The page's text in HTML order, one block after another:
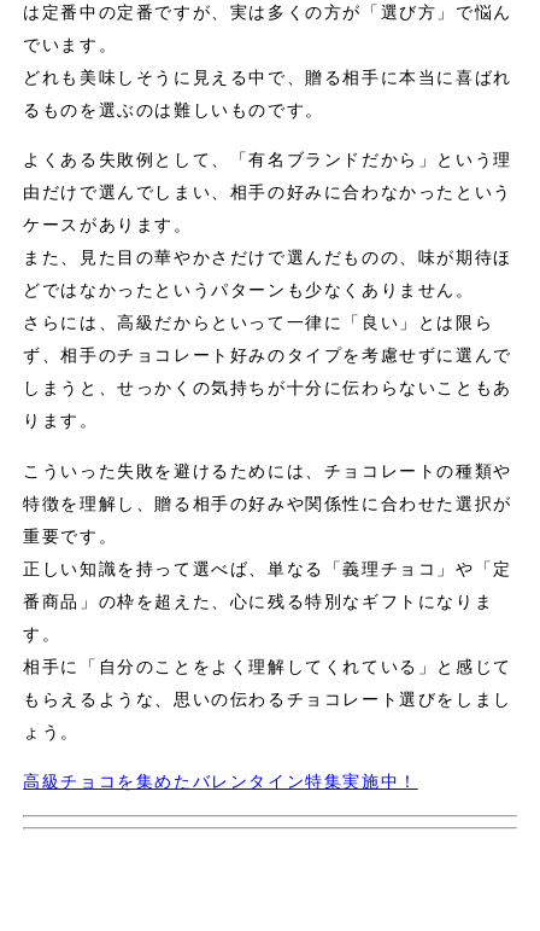
は定番中の定番ですが、実は多くの方が「選び方」で悩ん
でいます。
どれも美味しそうに見える中で、贈る相手に本当に喜ばれ
るものを選ぶのは難しいものです。
よくある失敗例として、「有名ブランドだから」という理
由だけで選んでしまい、相手の好みに合わなかったという
ケースがあります。
また、見た目の華やかさだけで選んだものの、味が期待ほ
どではなかったというパターンも少なくありません。
さらには、高級だからといって一律に「良い」とは限ら
ず、相手のチョコレート好みのタイプを考慮せずに選んで
しまうと、せっかくの気持ちが十分に伝わらないこともあ
ります。
こういった失敗を避けるためには、チョコレートの種類や
特徴を理解し、贈る相手の好みや関係性に合わせた選択が
重要です。
正しい知識を持って選べば、単なる「義理チョコ」や「定
番商品」の枠を超えた、心に残る特別なギフトになりま
す。
相手に「自分のことをよく理解してくれている」と感じて
もらえるような、思いの伝わるチョコレート選びをしまし
ょう。
高級チョコを集めたバレンタイン特集実施中！